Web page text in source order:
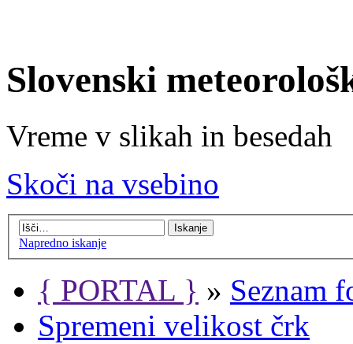
Slovenski
Vreme v slikah in besedah
Skoči na vsebino
Napredno iskanje
{ PORTAL } » Seznam
Spremeni velikost črk